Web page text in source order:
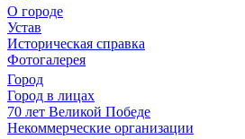
О городе
Устав
Историческая справка
Фотогалерея
Город
Город в лицах
70 лет Великой Победе
Некоммерческие организации